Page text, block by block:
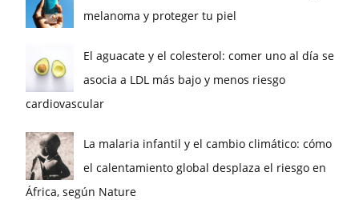
melanoma y proteger tu piel
El aguacate y el colesterol: comer uno al día se
asocia a LDL más bajo y menos riesgo
cardiovascular
La malaria infantil y el cambio climático: cómo
el calentamiento global desplaza el riesgo en
África, según Nature